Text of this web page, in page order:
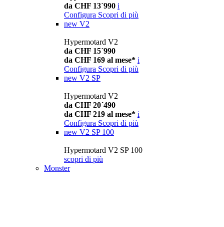
da CHF 13´990 i
Configura Scopri di più
new V2
Hypermotard V2
da CHF 15´990
da CHF 169 al mese* i
Configura Scopri di più
new V2 SP
Hypermotard V2
da CHF 20´490
da CHF 219 al mese* i
Configura Scopri di più
new V2 SP 100
Hypermotard V2 SP 100
scopri di più
Monster